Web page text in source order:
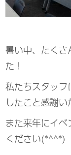
暑い中、たくさ
た！
私たちスタッフ
したこと感謝
また来年にイ
ください(*^^*)